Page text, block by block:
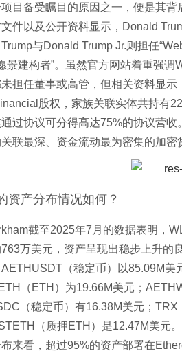
目备受瞩目的原因之一，便是其背
件以及公开资料显示，Donald
与Donald Trump Jr.则担任
景建构者”。虽然官方网站着重强
担任董事或高管，但相关资料显
股权，家族关联实体共持有
过协议可分得高达75%的协议营
联最深、资金流动最为密集的加密
资产分布情况如何？
截至2025年7月的数据表明，
万美元，资产呈现出稳步上升的
（稳定币）以85.09M美
（ETH）为19.66M美元；
（稳定币）有16.38M美元；TRX
（质押ETH）是12.47M美元
来看，超过95%的资产部署在